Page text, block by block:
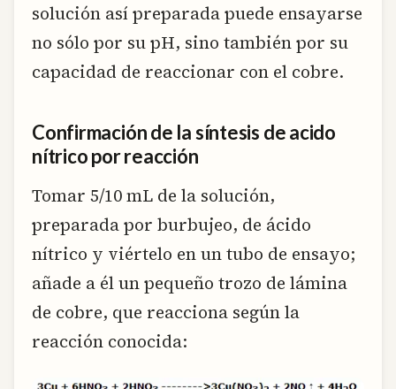
solución así preparada puede ensayarse
no sólo por su pH, sino también por su
capacidad de reaccionar con el cobre.
Confirmación de la síntesis de acido
nítrico por reacción
Tomar 5/10 mL de la solución,
preparada por burbujeo, de ácido
nítrico y viértelo en un tubo de ensayo;
añade a él un pequeño trozo de lámina
de cobre, que reacciona según la
reacción conocida: